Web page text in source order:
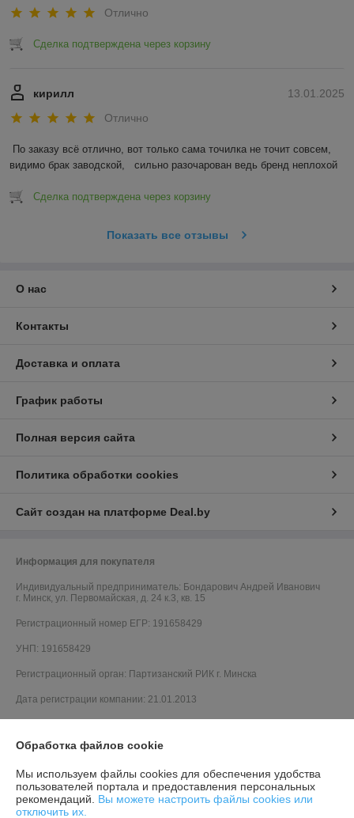
Отлично
Сделка подтверждена через корзину
13.01.2025
кирилл
Отлично
По заказу всё отлично, вот только сама точилка не точит совсем,
видимо брак заводской,   сильно разочарован ведь бренд неплохой
Сделка подтверждена через корзину
Показать все отзывы
О нас
Контакты
Доставка и оплата
График работы
Полная версия сайта
Политика обработки cookies
Сайт создан на платформе Deal.by
Информация для покупателя
Индивидуальный предприниматель: Бондарович Андрей Иванович
г. Минск, ул. Первомайская, д. 24 к.3, кв. 15
Регистрационный номер ЕГР: 191658429
УНП: 191658429
Регистрационный орган: Партизанский РИК г. Минска
Дата регистрации компании: 21.01.2013
Обработка файлов cookie
Мы используем файлы cookies для обеспечения удобства
пользователей портала и предоставления персональных
рекомендаций. Вы можете настроить файлы cookies или
отключить их.